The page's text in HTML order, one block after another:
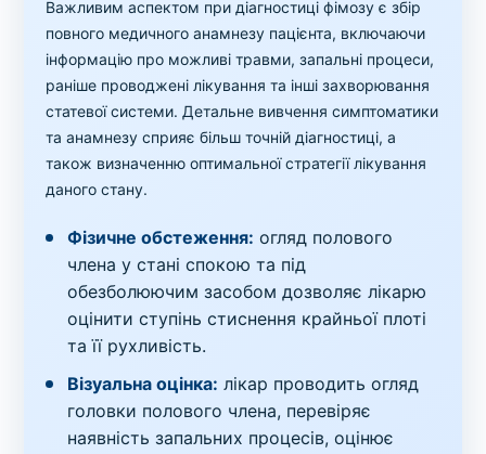
Важливим аспектом при діагностиці фімозу є збір
повного медичного анамнезу пацієнта, включаючи
інформацію про можливі травми, запальні процеси,
раніше проводжені лікування та інші захворювання
статевої системи. Детальне вивчення симптоматики
та анамнезу сприяє більш точній діагностиці, а
також визначенню оптимальної стратегії лікування
даного стану.
Фізичне обстеження: огляд полового
члена у стані спокою та під
обезболюючим засобом дозволяє лікарю
оцінити ступінь стиснення крайньої плоті
та її рухливість.
Візуальна оцінка: лікар проводить огляд
головки полового члена, перевіряє
наявність запальних процесів, оцінює